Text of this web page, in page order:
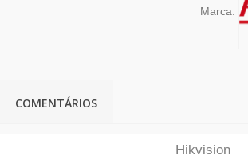
Marca:
COMENTÁRIOS
Hikvision